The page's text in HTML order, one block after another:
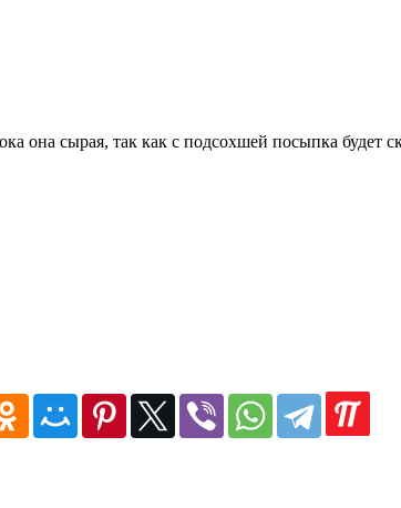
она сырая, так как с подсохшей посыпка будет